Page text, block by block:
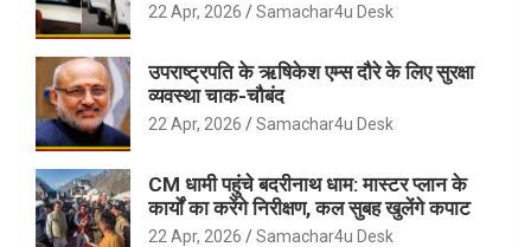
22 Apr, 2026 Samachar4u Desk
उपराष्ट्रपति के ऋषिकेश एम्स दौरे के लिए सुरक्षा
व्यवस्था चाक-चौबंद
22 Apr, 2026 Samachar4u Desk
CM धामी पहुंचे बदरीनाथ धाम: मास्टर प्लान के
कार्यों का करेंगे निरीक्षण, कल सुबह खुलेंगे कपाट
22 Apr, 2026 Samachar4u Desk